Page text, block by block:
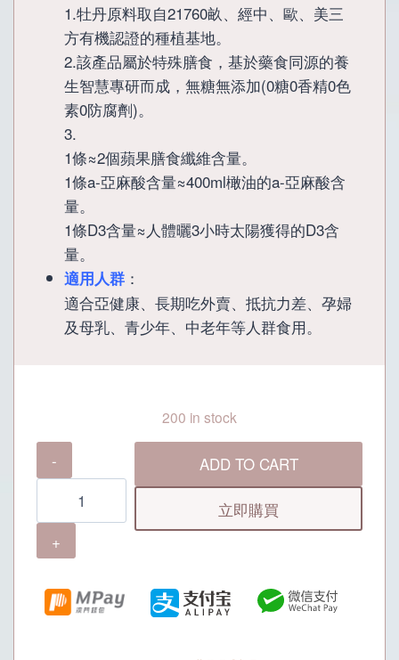
1.牡丹原料取自21760畝、經中、歐、美三
方有機認證的種植基地。
2.該產品屬於特殊膳食，基於藥食同源的養
生智慧專研而成，無糖無添加(0糖0香精0色
素0防腐劑)。
3.
1條≈2個蘋果膳食纖維含量。
1條a-亞麻酸含量≈400ml橄油的a-亞麻酸含
量。
1條D3含量≈人體曬3小時太陽獲得的D3含
量。
適用人群：
適合亞健康、長期吃外賣、抵抗力差、孕婦
及母乳、青少年、中老年等人群食用。
200 in stock
丹
膠
原
商
品
ADD TO CART
立即購買